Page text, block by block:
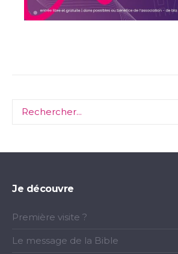
Je découvre
Première visite ?
Le message de la Bible